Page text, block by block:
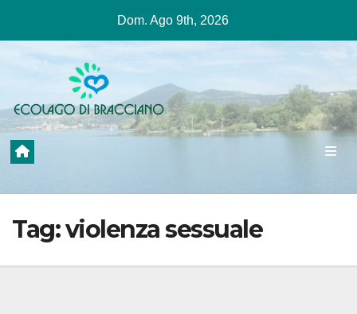
contenuto
Dom. Ago 9th, 2026
Tag:violenza sessuale